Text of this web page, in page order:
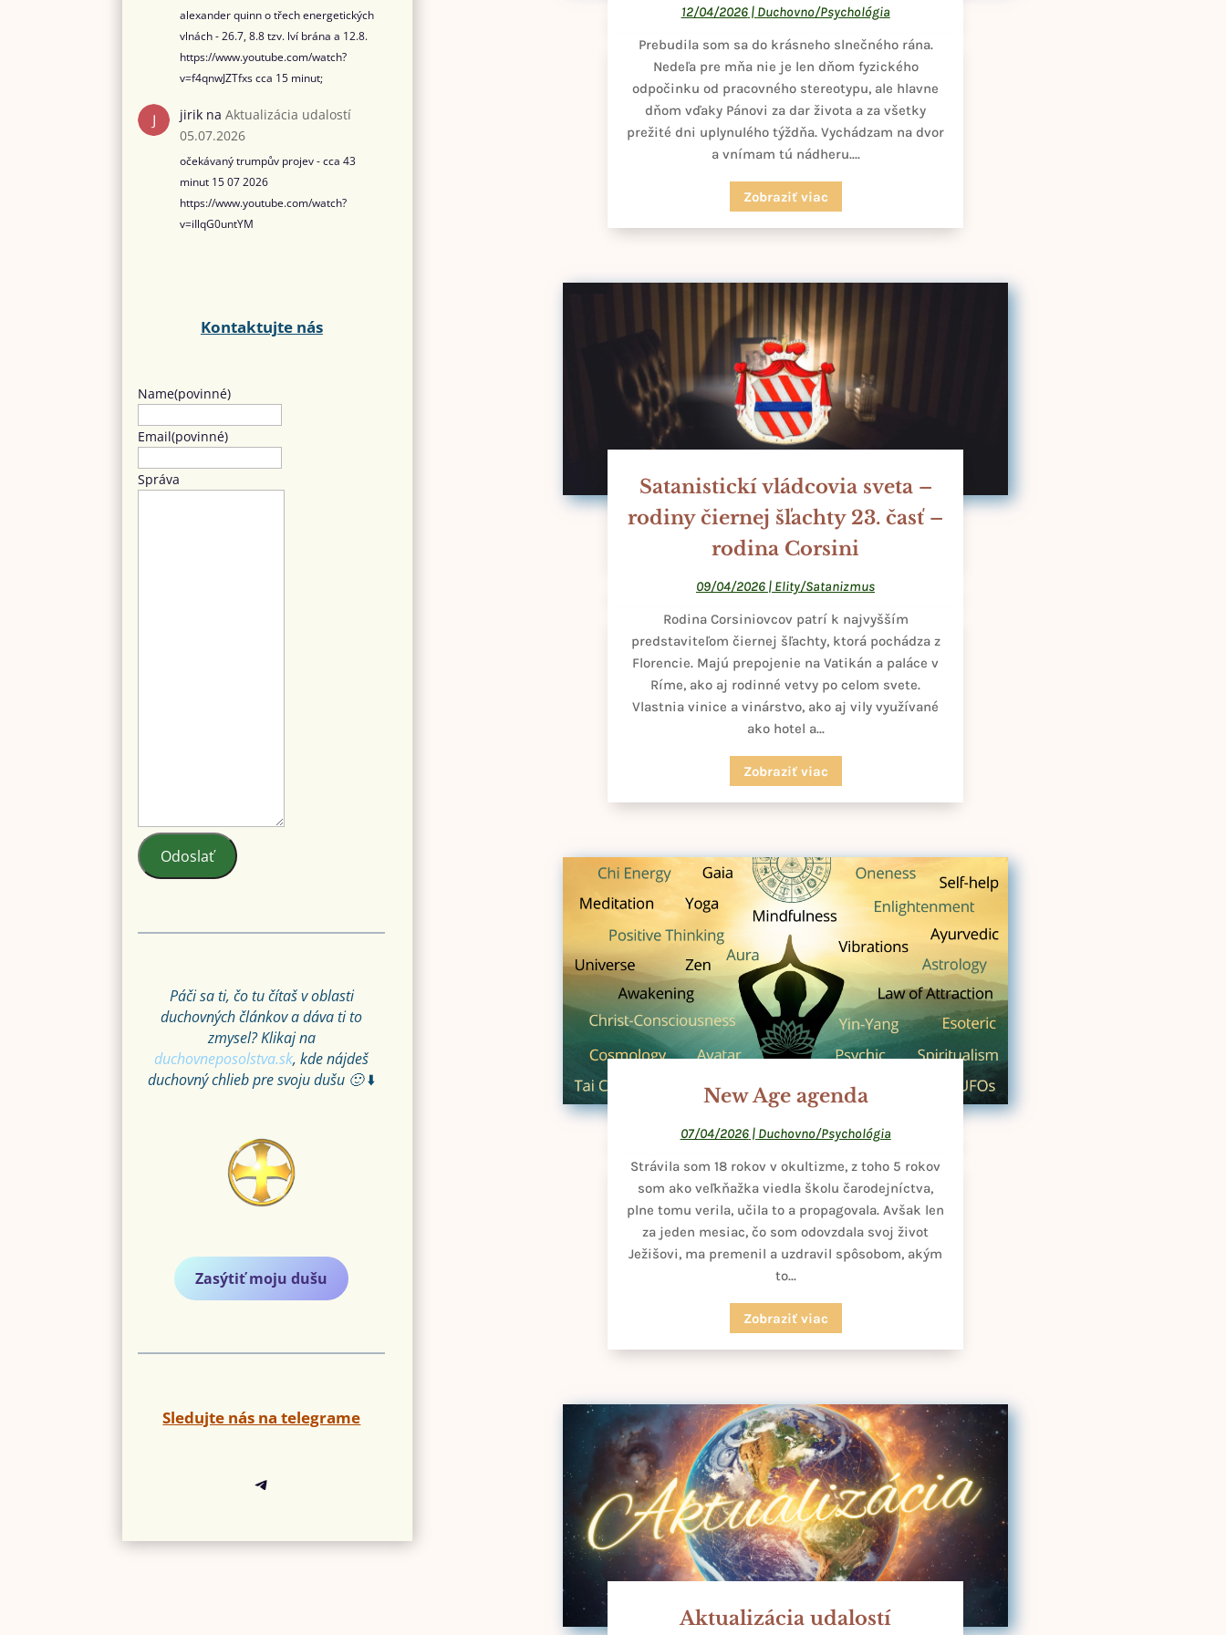
alexander quinn o třech energetických
vlnách - 26.7, 8.8 tzv. lví brána a 12.8.
https://www.youtube.com/watch?
v=f4qnwJZTfxs cca 15 minut;
jirikna Aktualizácia udalostí
05.07.2026
očekávaný trumpův projev - cca 43
minut 15 07 2026
https://www.youtube.com/watch?
v=iIlqG0untYM
Kontaktujte nás
Name(povinné)
Email(povinné)
Správa
Odoslať
Páči sa ti, čo tu čítaš v oblasti
duchovných článkov a dáva ti to
zmysel? Klikaj na
duchovneposolstva.sk, kde nájdeš
duchovný chlieb pre svoju dušu 🙂⬇️
Zasýtiť moju dušu
Sledujte nás na telegrame
Telegram
12/04/2026| Duchovno/Psychológia
​Prebudila som sa do krásneho slnečného rána.
Nedeľa pre mňa nie je len dňom fyzického
odpočinku od pracovného stereotypu, ale hlavne
dňom vďaky Pánovi za dar života a za všetky
prežité dni uplynulého týždňa. ​Vychádzam na dvor
a vnímam tú nádheru....
Zobraziť viac
Satanistickí vládcovia sveta –
rodiny čiernej šľachty 23. časť –
rodina Corsini
09/04/2026 | Elity/Satanizmus
Rodina Corsiniovcov patrí k najvyšším
predstaviteľom čiernej šľachty, ktorá pochádza z
Florencie. Majú prepojenie na Vatikán a paláce v
Ríme, ako aj rodinné vetvy po celom svete.
Vlastnia vinice a vinárstvo, ako aj vily využívané
ako hotel a...
Zobraziť viac
New Age agenda
07/04/2026| Duchovno/Psychológia
Strávila som 18 rokov v okultizme, z toho 5 rokov
som ako veľkňažka viedla školu čarodejníctva,
plne tomu verila, učila to a propagovala. Avšak len
za jeden mesiac, čo som odovzdala svoj život
Ježišovi, ma premenil a uzdravil spôsobom, akým
to...
Zobraziť viac
Aktualizácia udalostí